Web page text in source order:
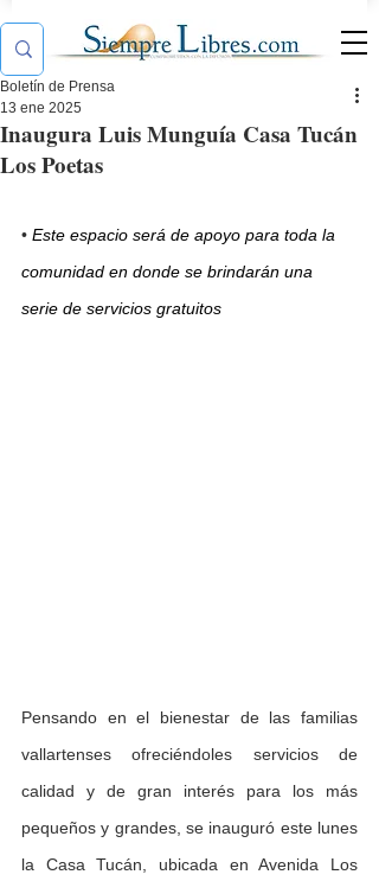
Inaugura Luis Munguía Casa Tucán
Los Poetas
Boletín de Prensa
13 ene 2025
• Este espacio será de apoyo para toda la
comunidad en donde se brindarán una
serie de servicios gratuitos
Pensando en el bienestar de las familias
vallartenses ofreciéndoles servicios de
calidad y de gran interés para los más
pequeños y grandes, se inauguró este lunes
la Casa Tucán, ubicada en Avenida Los